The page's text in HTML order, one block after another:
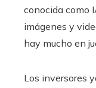
conocida como
imágenes y
hay mucho en
Los inversores